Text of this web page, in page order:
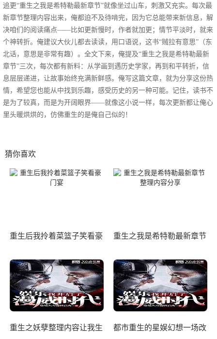
追更“重生之我是希特勒最新章节”就像坐过山车，刺激又充实。每次最
新章节整理内容出来，俺都迫不及待啃完，因为它总能带来新信息，解
决咱们的阅读痛点——比如更新慢时，作者就加更；情节平淡时，就来
个神转折。俺建议大伙儿都去读读，用口语说，这书“贼拉有意思”（东
北话，意思是非常有趣）。全文下来，俺提及“重生之我是希特勒最新
章节”三次，每次都有新料：从学画到遇历史学家，再到和平转折，信
息层层递进，让故事始终充满新鲜感。俺写这篇文章，就为分享这份热
情，希望您也能从中找到乐趣，感受历史的另一种可能。记住，读书不
是为了较真，而是为开阔眼界——就像这小说一样，每次更新都让俺心
里头暖烘烘的，仿佛重生的是俺自己似的！
猜你喜欢
重生后我拎着菜篮子笑看豪
重生之我是希特勒最新章节
重生之妖孽整理内容让我生
都市重生的星娱幻想一场改